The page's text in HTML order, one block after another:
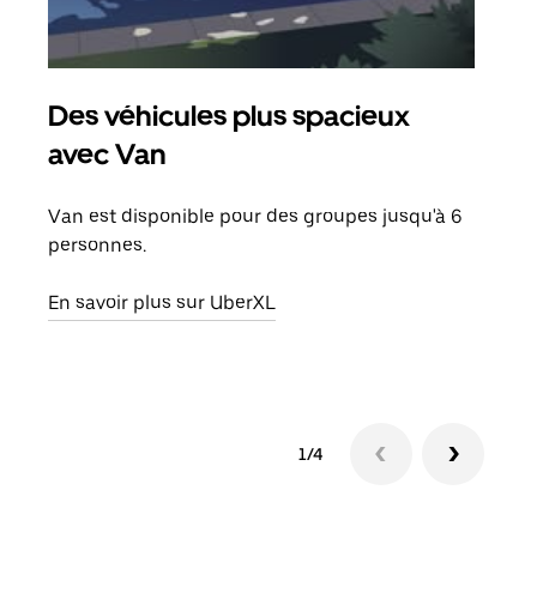
Des véhicules plus spacieux
avec Van
Van est disponible pour des groupes jusqu'à 6
personnes.
En savoir plus sur UberXL
1/4